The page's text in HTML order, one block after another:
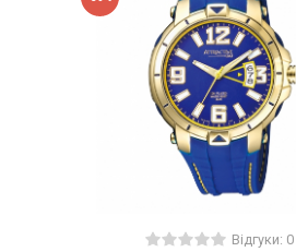
Відгуки: 0